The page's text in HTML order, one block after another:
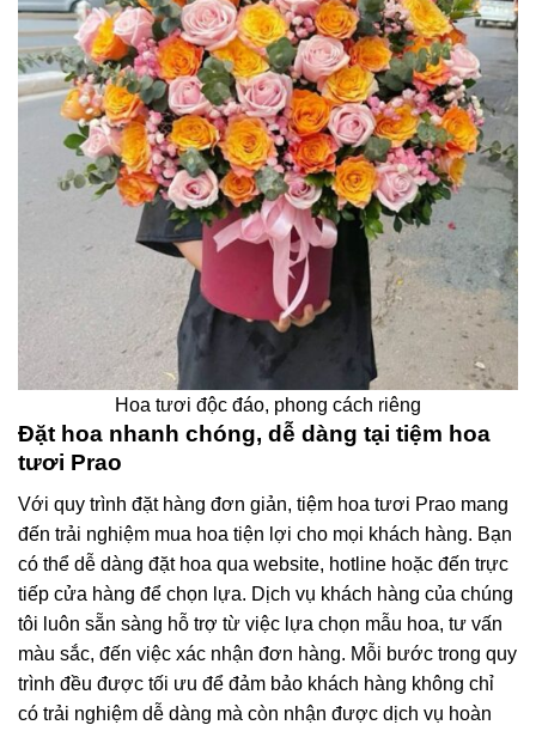
Hoa tươi độc đáo, phong cách riêng
Đặt hoa nhanh chóng, dễ dàng tại tiệm hoa
tươi Prao
Với quy trình đặt hàng đơn giản, tiệm hoa tươi Prao mang
đến trải nghiệm mua hoa tiện lợi cho mọi khách hàng. Bạn
có thể dễ dàng đặt hoa qua website, hotline hoặc đến trực
tiếp cửa hàng để chọn lựa. Dịch vụ khách hàng của chúng
tôi luôn sẵn sàng hỗ trợ từ việc lựa chọn mẫu hoa, tư vấn
màu sắc, đến việc xác nhận đơn hàng. Mỗi bước trong quy
trình đều được tối ưu để đảm bảo khách hàng không chỉ
có trải nghiệm dễ dàng mà còn nhận được dịch vụ hoàn